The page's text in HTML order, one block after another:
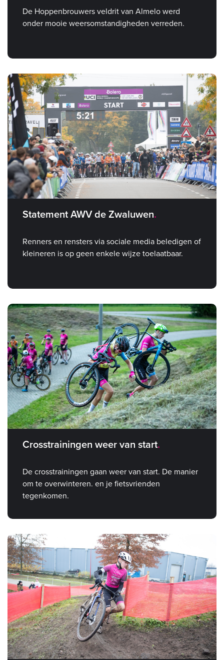
De Hoppenbrouwers veldrit van Almelo werd
onder mooie weersomstandigheden verreden.
Statement AWV de Zwaluwen
Renners en rensters via sociale media beledigen of
kleineren is op geen enkele wijze toelaatbaar.
Crosstrainingen weer van start
De crosstrainingen gaan weer van start. De manier
om te overwinteren. en je fietsvrienden
tegenkomen.